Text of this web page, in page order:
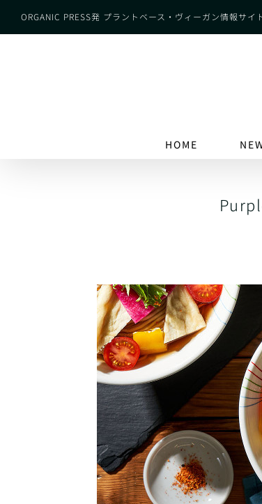
ORGANIC PRESS発 プラントベース・ヴィーガン情報サイ
HOME